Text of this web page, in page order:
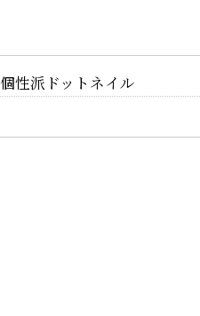
個性派ドットネイル